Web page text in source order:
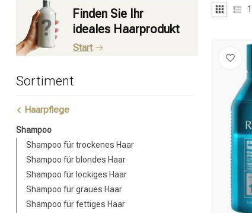
Finden Sie Ihr
ideales Haarprodukt
Start
Sortiment
Haarpflege
Shampoo
Shampoo für trockenes Haar
Shampoo für blondes Haar
Shampoo für lockiges Haar
Shampoo für graues Haar
Shampoo für fettiges Haar